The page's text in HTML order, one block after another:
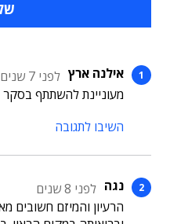
אילנה ארץ לפני 7 שנים
מעוניינת להשתתף בסקר
השיבו לתגובה
נגה לפני 8 שנים
הרעיון והמיזם חשובים